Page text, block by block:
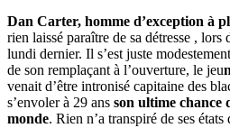
Dan Carter, homme d’exception à
rien laissé paraître de sa détresse , lors
lundi dernier. Il s’est juste
de son remplaçant à l’ouverture, le jeu
venait d’être intronisé capitaine des
s’envoler à 29 ans son ultime chance
monde. Rien n’a transpiré de ses états